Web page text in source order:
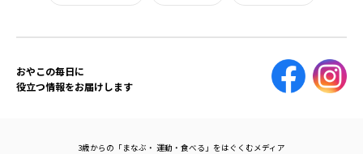
おやこの毎日に
役立つ情報をお届けします
3歳からの「まなぶ・ 運動・食べる」をはぐくむメディア